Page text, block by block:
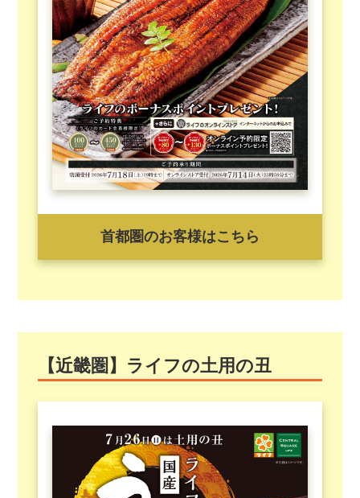
首都圏のお客様はこちら
【近畿圏】ライフの土用の丑